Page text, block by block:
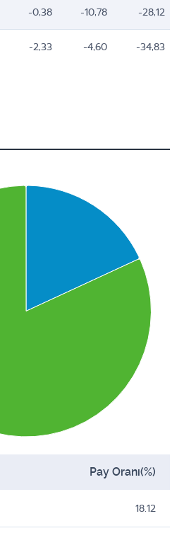
-0,38 -10,78 -28,12
-2,33 -4,60 -34,83
Pay Oranı(%)
18.12